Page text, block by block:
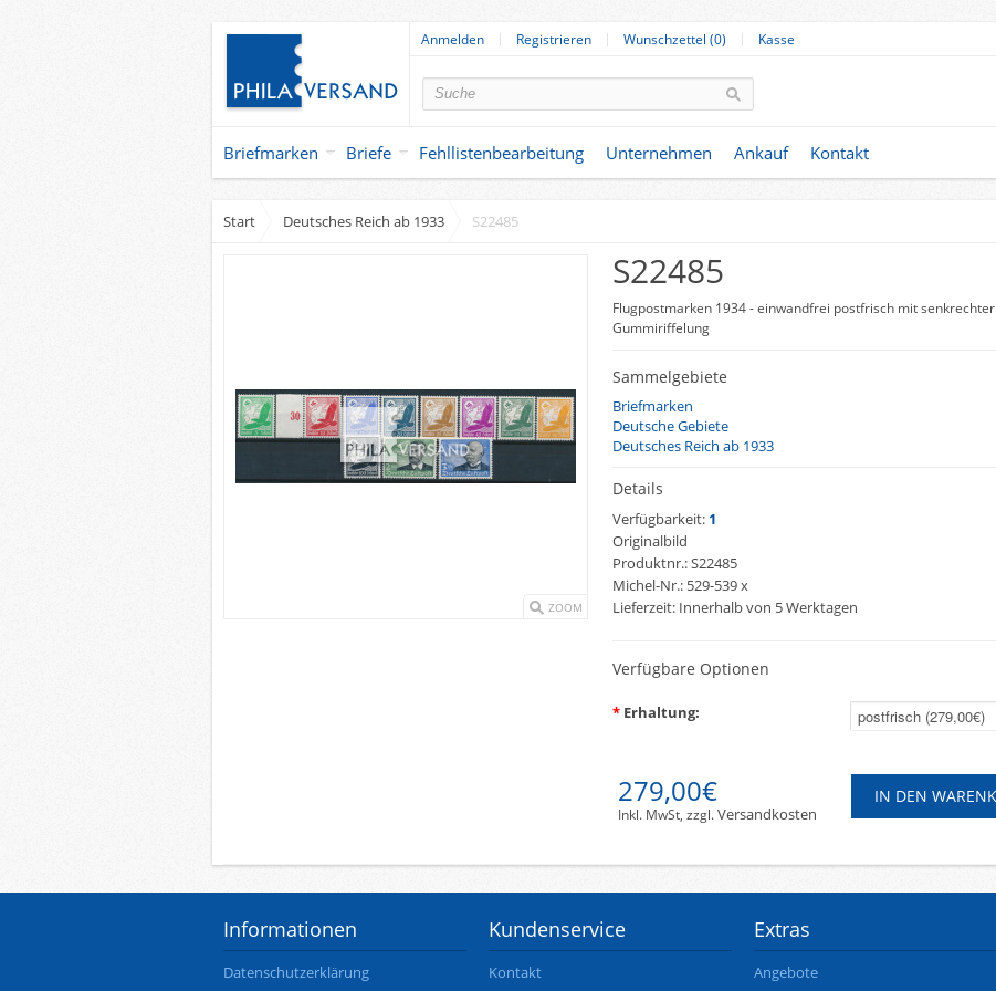
Anmelden Registrieren Wunschzettel (0) Kasse
Briefmarken Briefe Fehllistenbearbeitung Unternehmen Ankauf Kontakt
Start Deutsches Reich ab 1933 S22485
ZOOM
S22485
Flugpostmarken 1934 - einwandfrei postfrisch mit senkrechter
Gummiriffelung
Sammelgebiete
Briefmarken
Deutsche Gebiete
Deutsches Reich ab 1933
Details
Verfügbarkeit: 1
Originalbild
Produktnr.:S22485
Michel-Nr.: 529-539 x
Lieferzeit: Innerhalb von 5 Werktagen
Verfügbare Optionen
* Erhaltung:
279,00€
Inkl. MwSt, zzgl.Versandkosten
Informationen
Datenschutzerklärung
Kundenservice
Kontakt
Extras
Angebote